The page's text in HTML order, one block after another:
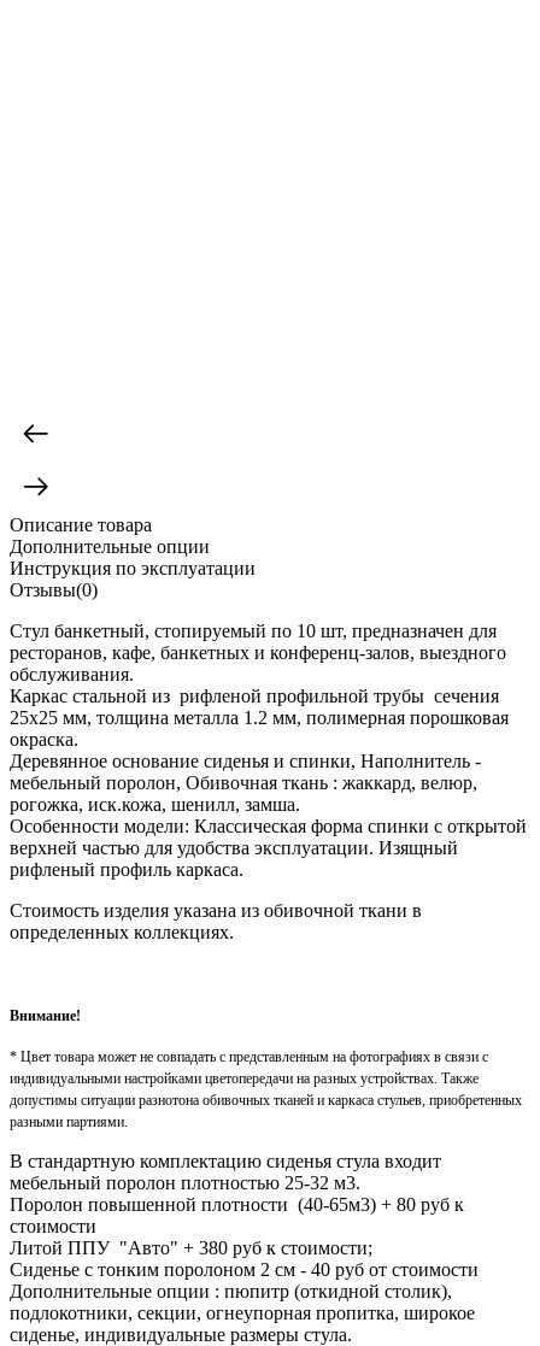
Описание товара
Дополнительные опции
Инструкция по эксплуатации
Отзывы(0)
Стул банкетный, стопируемый по 10 шт, предназначен для
ресторанов, кафе, банкетных и конференц-залов, выездного
обслуживания.
Каркас стальной из рифленой профильной трубы сечения
25х25 мм, толщина металла 1.2 мм, полимерная порошковая
окраска.
Деревянное основание сиденья и спинки, Наполнитель -
мебельный поролон, Обивочная ткань : жаккард, велюр,
рогожка, иск.кожа, шенилл, замша.
Особенности модели: Классическая форма спинки с открытой
верхней частью для удобства эксплуатации. Изящный
рифленый профиль каркаса.
Стоимость изделия указана из обивочной ткани в
определенных коллекциях.
Внимание!
* Цвет товара может не совпадать с представленным на фотографиях в связи с
индивидуальными настройками цветопередачи на разных устройствах. Также
допустимы ситуации разнотона обивочных тканей и каркаса стульев, приобретенных
разными партиями.
В стандартную комплектацию сиденья стула входит
мебельный поролон плотностью 25-32 м3.
Поролон повышенной плотности (40-65м3) + 80 руб к
стоимости
Литой ППУ "Авто" + 380 руб к стоимости;
Сиденье с тонким поролоном 2 см - 40 руб от стоимости
Дополнительные опции : пюпитр (откидной столик),
подлокотники, секции, огнеупорная пропитка, широкое
сиденье, индивидуальные размеры стула.